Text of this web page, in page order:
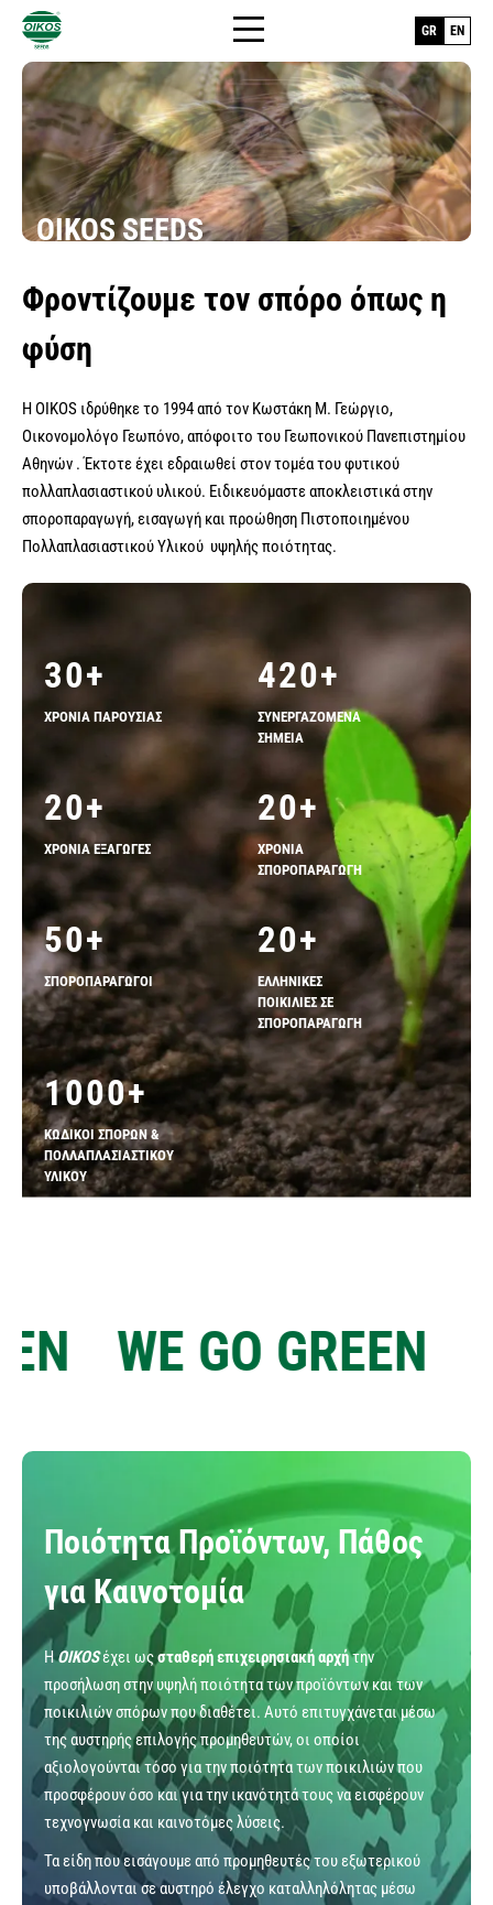
GR EN
ΑΡΧΙΚΉ
Ανθρώπινης Διατροφής
σπόροι υβριδίων λαχανικών
σπόροι λαχανικών ποικιλίες
σπόροι φασολάκια - όσπρια
σπόροι ελληνικών παραδοσιακών
ποικιλιών λαχανικών
σπόροι αρωματικών & βότανα
κοκκάρι σποράς
σκόρδο σποράς
σπόροι δημητριακών
σπόροι baby leaf μicro green εdible flowers
φακελάκια σπόρων & σταντ
Διατροφής Ζωικού Κεφαλαίου
σπόροι ψυχανθών
σπόροι δημητριακών
σπόροι λειμώνες - μίγματα
Σπόροι Γκαζόν - Χλοοτάπητες
Σπορόφυτα
Η ΕΤΑΙΡΕΊΑ
ΣΠΟΡΟΠΑΡΑΓΩΓΉ
BLOG
ΕΠΙΚΟΙΝΩΝΊΑ
OIKOS SEEDS
Φροντίζουμε τον σπόρο όπως η
φύση
Η OIKOS ιδρύθηκε το 1994 από τον Κωστάκη Μ. Γεώργιο,
Οικονομολόγο Γεωπόνο, απόφοιτο του Γεωπονικού Πανεπιστημίου
Αθηνών . Έκτοτε έχει εδραιωθεί στον τομέα του φυτικού
πολλαπλασιαστικού υλικού. Ειδικευόμαστε αποκλειστικά στην
σποροπαραγωγή, εισαγωγή και προώθηση Πιστοποιημένου
Πολλαπλασιαστικού Υλικού υψηλής ποιότητας.
30+
ΧΡΟΝΙΑ ΠΑΡΟΥΣΙΑΣ
420+
ΣΥΝΕΡΓΑΖΟΜΕΝΑ
ΣΗΜΕΙΑ
20+
ΧΡΟΝΙΑ ΕΞΑΓΩΓΕΣ
20+
ΧΡΟΝΙΑ
ΣΠΟΡΟΠΑΡΑΓΩΓΗ
50+
ΣΠΟΡΟΠΑΡΑΓΩΓΟΙ
20+
ΕΛΛΗΝΙΚΕΣ
ΠΟΙΚΙΛΙΕΣ ΣΕ
ΣΠΟΡΟΠΑΡΑΓΩΓΗ
1000+
ΚΩΔΙΚΟΙ ΣΠΟΡΩΝ &
ΠΟΛΛΑΠΛΑΣΙΑΣΤΙΚΟΥ
ΥΛΙΚΟΥ
GO GREEN WE
Ποιότητα Προϊόντων, Πάθος
για Καινοτομία
ΗOIKOSέχει ωςσταθερή επιχειρησιακή αρχήτην
προσήλωση στην υψηλή ποιότητα των προϊόντων και των
ποικιλιών σπόρων που διαθέτει. Αυτό επιτυγχάνεται μέσω
της αυστηρής επιλογής προμηθευτών, οι οποίοι
αξιολογούνται τόσο για την ποιότητα των ποικιλιών που
προσφέρουν όσο και για την ικανότητά τους να εισφέρουν
τεχνογνωσία και καινοτόμες λύσεις.
Τα είδη που εισάγουμε από προμηθευτές του εξωτερικού
υποβάλλονται σε αυστηρό έλεγχο καταλληλόλητας μέσω